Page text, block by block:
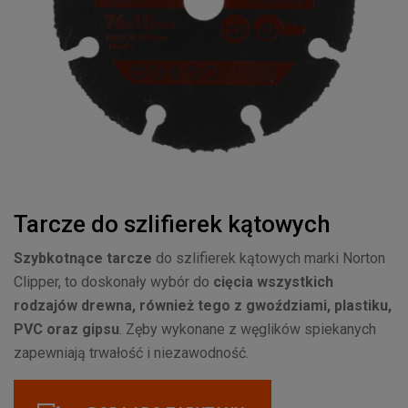
Tarcze do szlifierek kątowych
Szybkotnące tarcze do szlifierek kątowych marki Norton
Clipper, to doskonały wybór do cięcia wszystkich
rodzajów drewna, również tego z gwoździami, plastiku,
PVC oraz gipsu. Zęby wykonane z węglików spiekanych
zapewniają trwałość i niezawodność.